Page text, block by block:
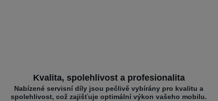
Kvalita, spolehlivost a profesionalita
Nabízené servisní díly jsou pečlivě vybírány pro kvalitu a
spolehlivost, což zajišťuje optimální výkon vašeho mobilu.